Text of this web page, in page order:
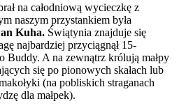
na całodniową wycieczkę z
naszym przystankiem była
Kuha. Świątynia znajduje się
najbardziej przyciągnął 15-
Buddy. A na zewnątrz królują małpy
się po pionowych skałach lub
(na pobliskich straganach
dla małpek).